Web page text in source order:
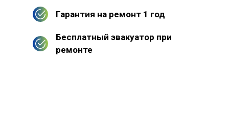
Гарантия на ремонт 1 год
Бесплатный эвакуатор при
ремонте